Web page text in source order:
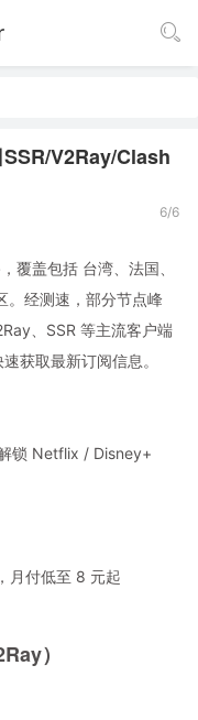
V2Ray/Clash
6/6
覆盖包括 台湾、法国、
。经测速，部分节点峰
、SSR 等主流客户端
获取最新订阅信息。
锁 Netflix / Disney+
月付低至 8 元起
）